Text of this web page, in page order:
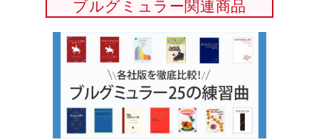
ブルグミュラー関連商品